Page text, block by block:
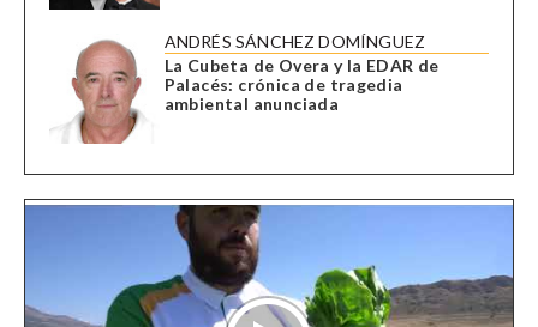
ANDRÉS SÁNCHEZ DOMÍNGUEZ
La Cubeta de Overa y la EDAR de
Palacés: crónica de tragedia
ambiental anunciada